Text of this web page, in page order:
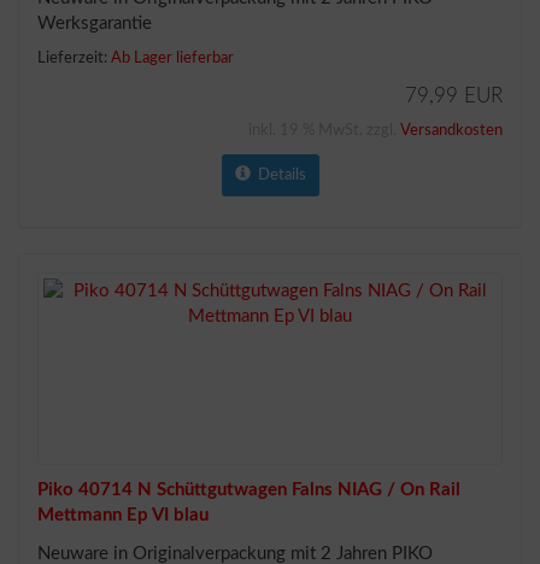
Werksgarantie
Lieferzeit: Ab Lager lieferbar
79,99 EUR
Versandkosten
Details
Piko 40714 N Schüttgutwagen Falns NIAG / On Rail
Mettmann Ep VI blau
Neuware in Originalverpackung mit 2 Jahren PIKO